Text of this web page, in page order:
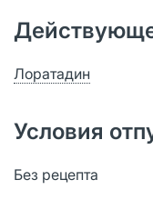
Лоратадин
Условия
Без рецепта